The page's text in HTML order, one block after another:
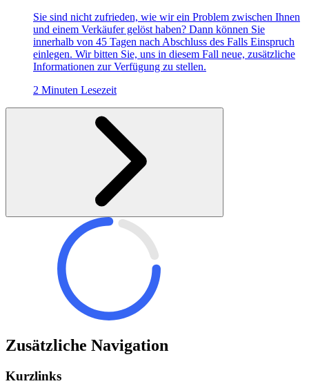
Sie sind nicht zufrieden, wie wir ein Problem zwischen Ihnen
und einem Verkäufer gelöst haben? Dann können Sie
innerhalb von 45 Tagen nach Abschluss des Falls Einspruch
einlegen. Wir bitten Sie, uns in diesem Fall neue, zusätzliche
Informationen zur Verfügung zu stellen.
2 Minuten Lesezeit
Zusätzliche Navigation
Kurzlinks